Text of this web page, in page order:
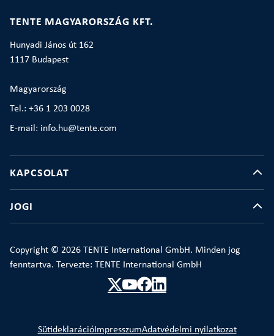
TENTE MAGYARORSZÁG KFT.
Hunyadi János út 162
1117 Budapest
Magyarország
Tel.: +36 1 203 0028
E-mail: info.hu@tente.com
KAPCSOLAT
JOGI
Copyright © 2026 TENTE International GmbH. Minden jog
fenntartva. Tervezte: TENTE International GmbH
SütideklarációImpresszumAdatvédelmi nyilatkozat